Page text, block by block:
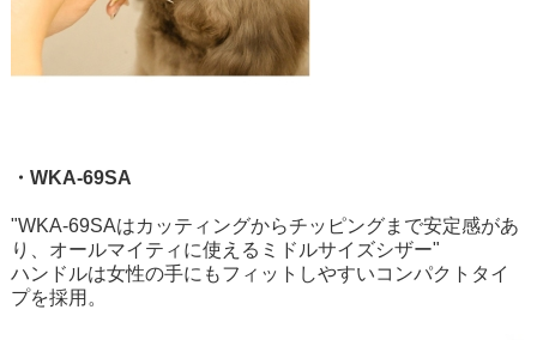
・WKA-69SA
"WKA-69SAはカッティングからチッピングまで安定感があ
り、オールマイティに使えるミドルサイズシザー"
ハンドルは女性の手にもフィットしやすいコンパクトタイ
プを採用。